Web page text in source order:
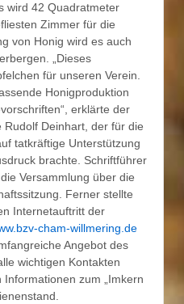
wird 42 Quadratmeter
Zimmer für die
von Honig wird es auch
„Dieses
für unseren Verein.
Honigproduktion
erklärte der
Deinhart, der für die
tatkräftige Unterstützung
brachte. Schriftführer
Versammlung über die
Ferner stellte
Internetauftritt der
cham-willmering.de
Angebot des
wichtigen Kontakten
zum „Imkern